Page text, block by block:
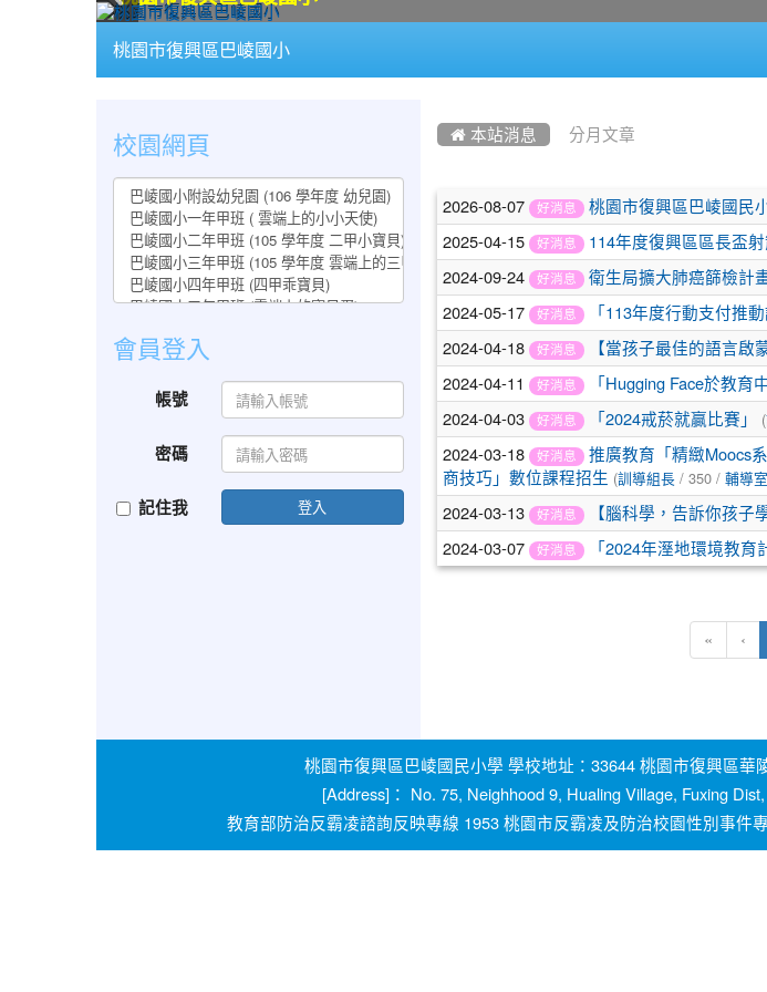
桃園市復興區巴崚國小
 本站消息 分月文章
文
章
列
表
2026-08-07 好消息 桃園市復興區巴崚國民
2025-04-15 好消息 114年度復興區區長盃
2024-09-24 好消息 衛生局擴大肺癌篩檢計
2024-05-17 好消息 「113年度行動支付推動
2024-04-18 好消息 【當孩子最佳的語言啟
2024-04-11 好消息 「Hugging Face於教
2024-04-03 好消息 「2024戒菸就贏比賽」 (
2024-03-18 好消息
推廣教育「精緻Moocs
商技巧」數位課程招生 (訓導組長/ 350 / 輔導
2024-03-13 好消息 【腦科學，告訴你孩子
2024-03-07 好消息 「2024年溼地環境教育
« ‹
校園網頁
會員登入
帳號
密碼
記住我 登入
桃園市復興區巴崚國民小學 學校地址：33644 桃園市復興區華
[Address]： No. 75, Neighhood 9, Hualing Village, Fuxing
教育部防治反霸凌諮詢反映專線 1953 桃園市反霸凌及防治校園性別事件